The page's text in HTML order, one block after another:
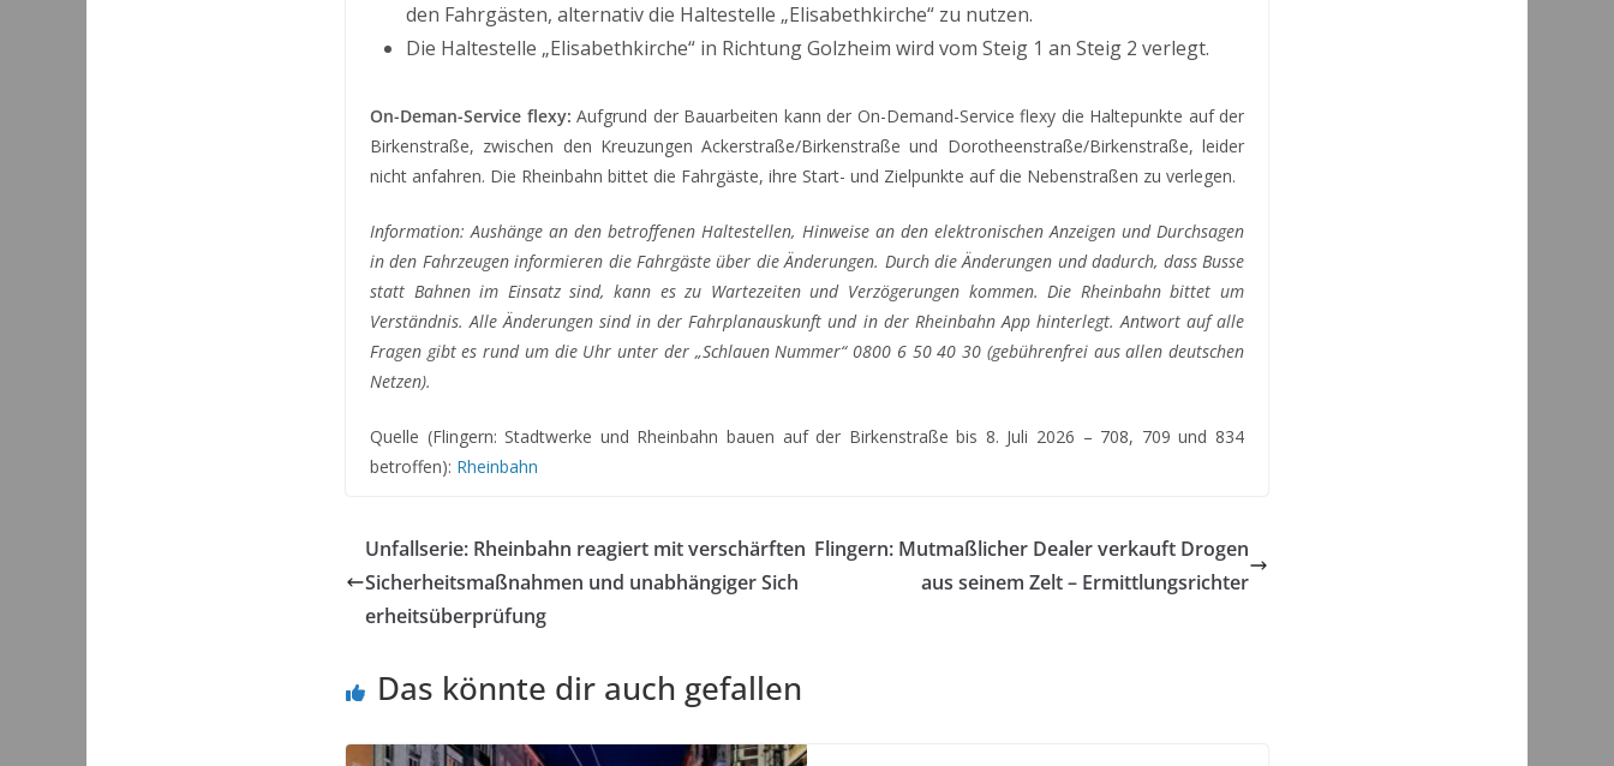
den Fahrgästen, alternativ die Haltestelle „Elisabethkirche“ zu nutzen.
Die Haltestelle „Elisabethkirche“ in Richtung Golzheim wird vom Steig 1 an Steig 2 verlegt.
On-Deman-Service flexy: Aufgrund der Bauarbeiten kann der On-Demand-Service flexy die Haltepunkte auf der
Birkenstraße, zwischen den Kreuzungen Ackerstraße/Birkenstraße und Dorotheenstraße/Birkenstraße, leider
nicht anfahren. Die Rheinbahn bittet die Fahrgäste, ihre Start- und Zielpunkte auf die Nebenstraßen zu verlegen.
Information: Aushänge an den betroffenen Haltestellen, Hinweise an den elektronischen Anzeigen und Durchsagen
in den Fahrzeugen informieren die Fahrgäste über die Änderungen. Durch die Änderungen und dadurch, dass Busse
statt Bahnen im Einsatz sind, kann es zu Wartezeiten und Verzögerungen kommen. Die Rheinbahn bittet um
Verständnis. Alle Änderungen sind in der Fahrplanauskunft und in der Rheinbahn App hinterlegt. Antwort auf alle
Fragen gibt es rund um die Uhr unter der „Schlauen Nummer“ 0800 6 50 40 30 (gebührenfrei aus allen deutschen
Netzen).
Quelle (Flingern: Stadtwerke und Rheinbahn bauen auf der Birkenstraße bis 8. Juli 2026 – 708, 709 und 834
betroffen): Rheinbahn
Unfallserie: Rheinbahn reagiert mit verschärften
Sicherheitsmaßnahmen und unabhängiger Sich
erheitsüberprüfung
Flingern: Mutmaßlicher Dealer verkauft Drogen
aus seinem Zelt – Ermittlungsrichter
Das könnte dir auch gefallen